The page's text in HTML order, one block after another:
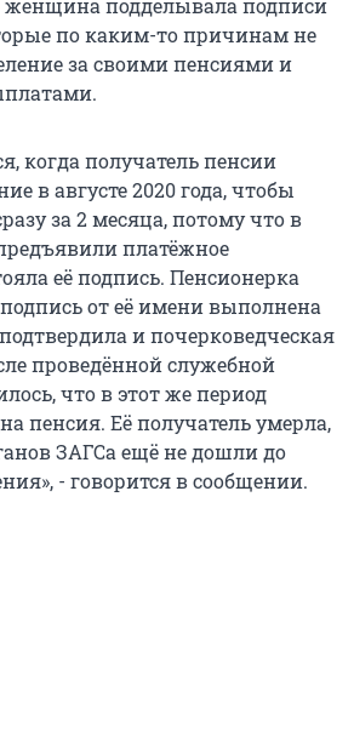
женщина подделывала подписи
по каким-то причинам не
за своими пенсиями и
когда получатель пенсии
в августе 2020 года, чтобы
за 2 месяца, потому что в
платёжное
её подпись. Пенсионерка
от её имени выполнена
и почерковедческая
проведённой служебной
что в этот же период
пенсия. Её получатель умерла,
ЗАГСа ещё не дошли до
- говорится в сообщении.